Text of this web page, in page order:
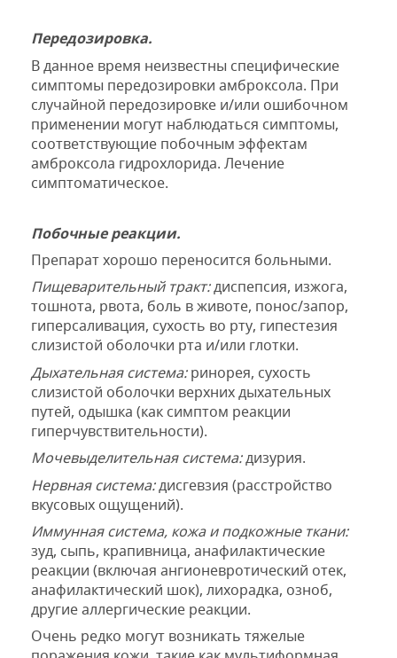
Передозировка.
В данное время неизвестны специфические
симптомы передозировки амброксола. При
случайной передозировке и/или ошибочном
применении могут наблюдаться симптомы,
соответствующие побочным эффектам
амброксола гидрохлорида. Лечение
симптоматическое.
Побочные реакции.
Препаратхорошо переносится больными.
Пищеварительный тракт:диспепсия, изжога,
тошнота, рвота, боль в животе, понос/запор,
гиперсаливация, сухость во рту, гипестезия
слизистой оболочки рта и/или глотки.
Дыхательная система: ринорея, сухость
слизистой оболочки верхних дыхательных
путей, одышка (как симптом реакции
гиперчувствительности).
Мочевыделительная система:дизурия.
Нервная система:дисгевзия (расстройство
вкусовых ощущений).
Иммунная система, кожа и подкожные ткани:
зуд, сыпь, крапивница, анафилактические
реакции (включая ангионевротический отек,
анафилактический шок), лихорадка, озноб,
другие аллергические реакции.
Очень редко могут возникать тяжелые